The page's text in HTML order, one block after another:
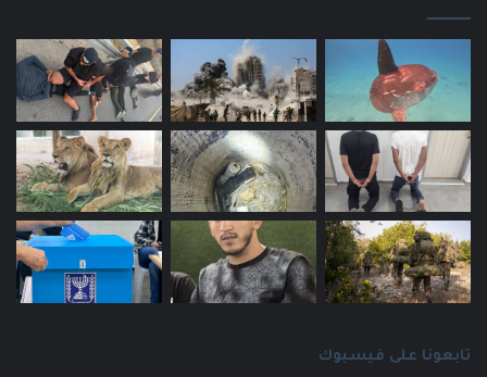
تابعونا على فيسبوك